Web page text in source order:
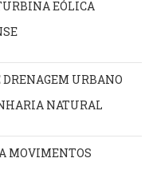
EÓLICA
URBANO
NATURAL
MOVIMENTOS